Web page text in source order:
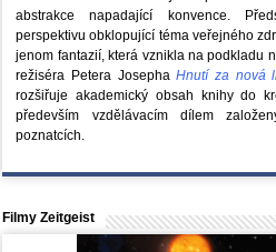
abstrakce napadající konvence.
perspektivu obklopující téma veřejného
jenom fantazií, která vznikla na podkladu
režiséra Petera JosephaHnutí za nová
rozšiřuje akademický obsah knihy do
především vzdělávacím dílem
poznatcích.
Filmy Zeitgeist